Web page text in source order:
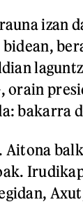
izan
orain
bakarra
Aitona